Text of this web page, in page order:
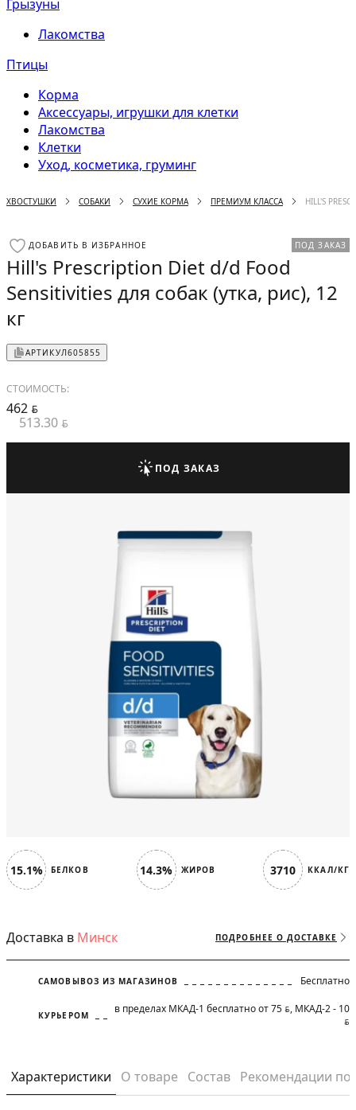
Грызуны
Лакомства
Птицы
Корма
Аксессуары, игрушки для клетки
Лакомства
Клетки
Уход, косметика, груминг
ХВОСТУШКИ СОБАКИ СУХИЕ КОРМА ПРЕМИУМ КЛАССА HILL'S
15.1% БЕЛКОВ 14.3% ЖИРОВ 3710 ККАЛ/КГ
Доставка в Минск ПОДРОБНЕЕ О ДОСТАВКЕ
САМОВЫВОЗ ИЗ МАГАЗИНОВ Бесплатно
КУРЬЕРОМ в пределах МКАД-1 бесплатно от 75 BYN, МКАД-2 - 10
BYN
Характеристики О товаре Состав Рекомендации
ДОБАВИТЬ В ИЗБРАННОЕ ПОД ЗАКАЗ
Hill's Prescription Diet d/d Food
Sensitivities для собак (утка, рис), 12
кг
АРТИКУЛ605855
СТОИМОСТЬ:
462 BYN
513.30 BYN
ПОД ЗАКАЗ